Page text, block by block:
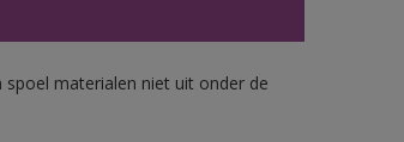
materialen niet uit onder de